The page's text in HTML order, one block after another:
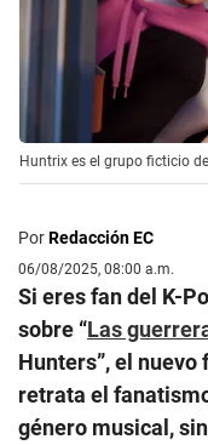
Huntrix es el grupo ficticio
PorRedacción EC
06/08/2025, 08:00 a.m.
Si eres fan del K-
sobre “Las
Hunters”, el
retrata el
género musical,